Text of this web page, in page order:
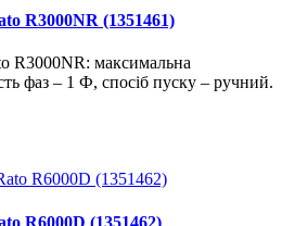
R3000NR (1351461)
R3000NR: максимальна
фаз – 1 Ф, спосіб пуску – ручний.
R6000D (1351462)